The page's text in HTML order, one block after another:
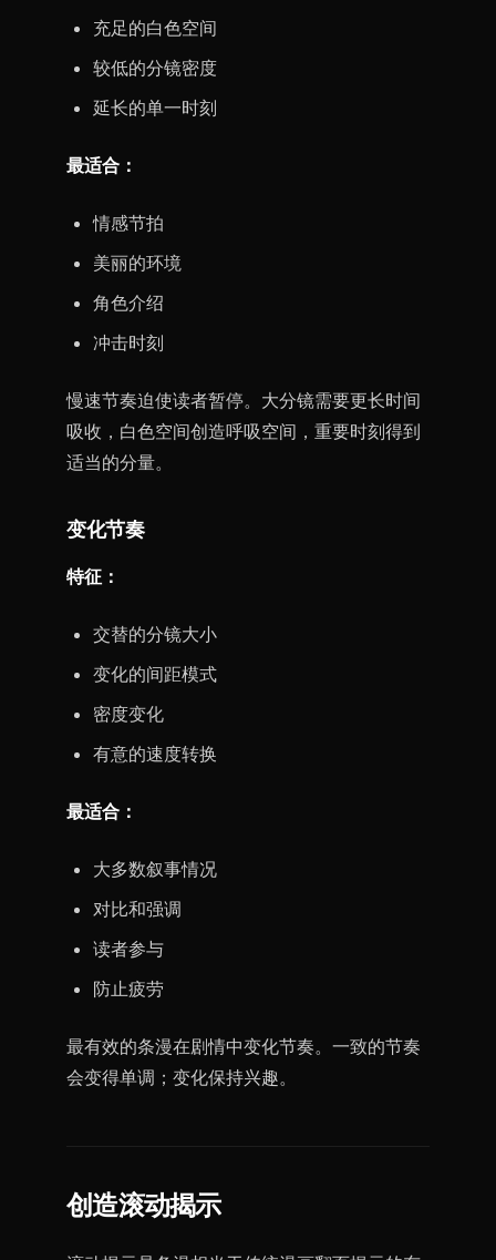
充足的白色空间
较低的分镜密度
延长的单一时刻
最适合：
情感节拍
美丽的环境
角色介绍
冲击时刻
慢速节奏迫使读者暂停。大分镜需要更长时间
吸收，白色空间创造呼吸空间，重要时刻得到
适当的分量。
变化节奏
特征：
交替的分镜大小
变化的间距模式
密度变化
有意的速度转换
最适合：
大多数叙事情况
对比和强调
读者参与
防止疲劳
最有效的条漫在剧情中变化节奏。一致的节奏
会变得单调；变化保持兴趣。
创造滚动揭示